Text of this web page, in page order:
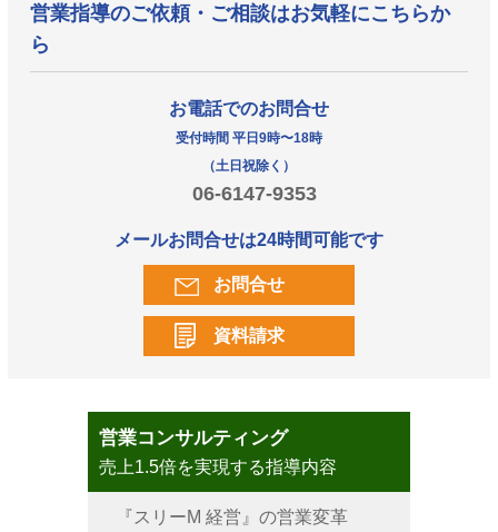
営業指導のご依頼・ご相談はお気軽にこちらか
ら
お電話でのお問合せ
受付時間 平日9時〜18時
（土日祝除く）
06-6147-9353
メールお問合せは24時間可能です
お問合せ
資料請求
営業コンサルティング
売上1.5倍を実現する指導内容
『スリーM 経営』の営業変革